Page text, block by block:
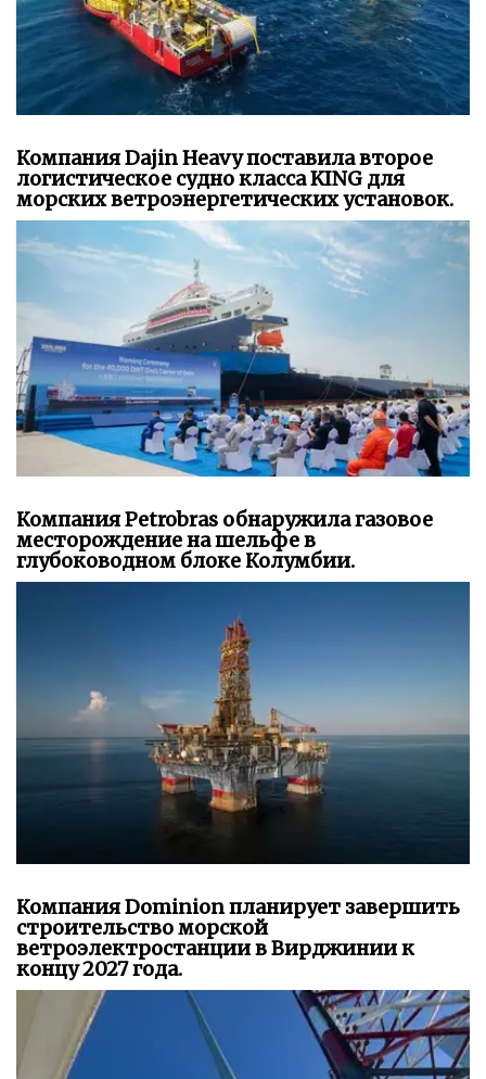
Компания Dajin Heavy поставила второе
логистическое судно класса KING для
морских ветроэнергетических установок.
Компания Petrobras обнаружила газовое
месторождение на шельфе в
глубоководном блоке Колумбии.
Компания Dominion планирует завершить
строительство морской
ветроэлектростанции в Вирджинии к
концу 2027 года.